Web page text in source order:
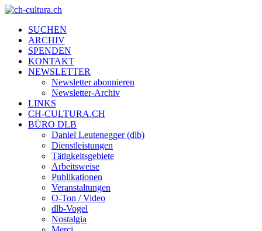
SUCHEN
ARCHIV
SPENDEN
KONTAKT
NEWSLETTER
Newsletter abonnieren
Newsletter-Archiv
LINKS
CH-CULTURA.CH
BÜRO DLB
Daniel Leutenegger (dlb)
Dienstleistungen
Tätigkeitsgebiete
Arbeitsweise
Publikationen
Veranstaltungen
O-Ton / Video
dlb-Vogel
Nostalgia